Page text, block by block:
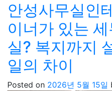
안성사무실인
이너가 있는
실? 복지까지
일의 차이
Posted on 2026년 5월 15일